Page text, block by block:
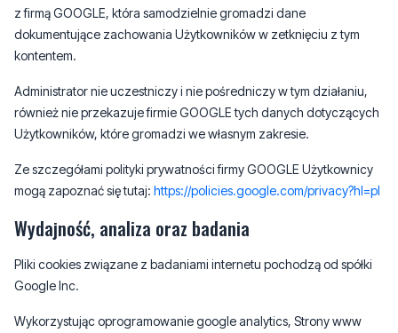
z firmą GOOGLE, która samodzielnie gromadzi dane
dokumentujące zachowania Użytkowników w zetknięciu z tym
kontentem.
Administrator nie uczestniczy i nie pośredniczy w tym działaniu,
również nie przekazuje firmie GOOGLE tych danych dotyczących
Użytkowników, które gromadzi we własnym zakresie.
Ze szczegółami polityki prywatności firmy GOOGLE Użytkownicy
mogą zapoznać się tutaj: https://policies.google.com/privacy?hl=pl
Wydajność, analiza oraz badania
Pliki cookies związane z badaniami internetu pochodzą od spółki
Google Inc.
Wykorzystując oprogramowanie google analytics, Strony www